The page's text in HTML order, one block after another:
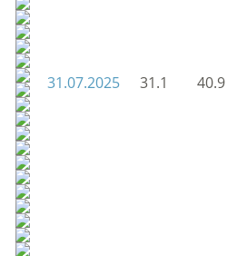
31.07.2025 31.1 40.9